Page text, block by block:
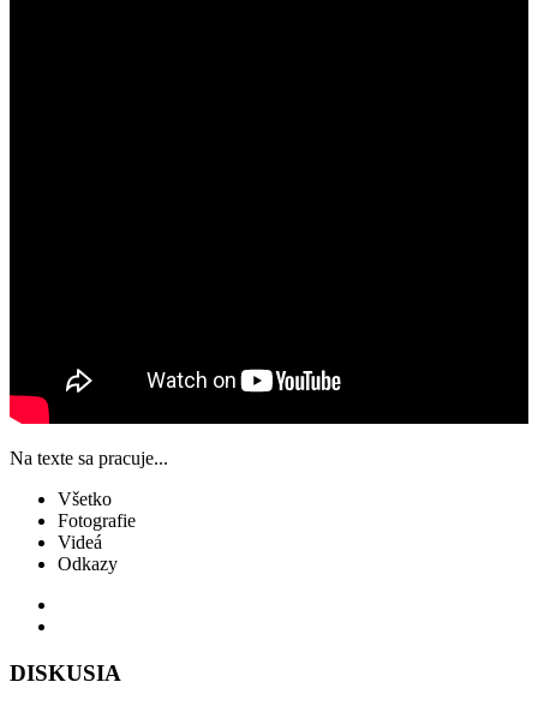
Na texte sa pracuje...
Všetko
Fotografie
Videá
Odkazy
DISKUSIA